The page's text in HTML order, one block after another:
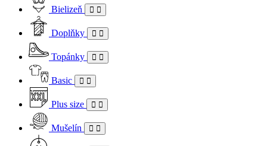
Bielizeň
Doplňky
Topánky
Basic
Plus size
Mušelín